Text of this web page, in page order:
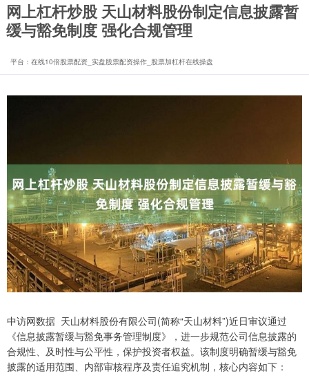
网上杠杆炒股 天山材料股份制定信息披露暂
缓与豁免制度 强化合规管理
平台：在线10倍股票配资_实盘股票配资操作_股票加杠杆在线操盘
中访网数据 天山材料股份有限公司(简称“天山材料”)近日审议通过
《信息披露暂缓与豁免事务管理制度》，进一步规范公司信息披露的
合规性、及时性与公平性，保护投资者权益。该制度明确暂缓与豁免
披露的适用范围、内部审核程序及责任追究机制，核心内容如下：